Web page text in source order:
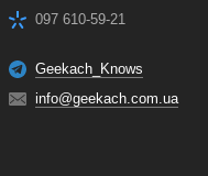
097 610-59-21
Geekach_Knows
info@geekach.com.ua